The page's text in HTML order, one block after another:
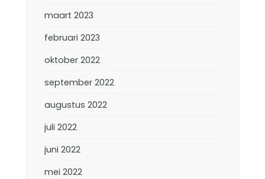
maart 2023
februari 2023
oktober 2022
september 2022
augustus 2022
juli 2022
juni 2022
mei 2022